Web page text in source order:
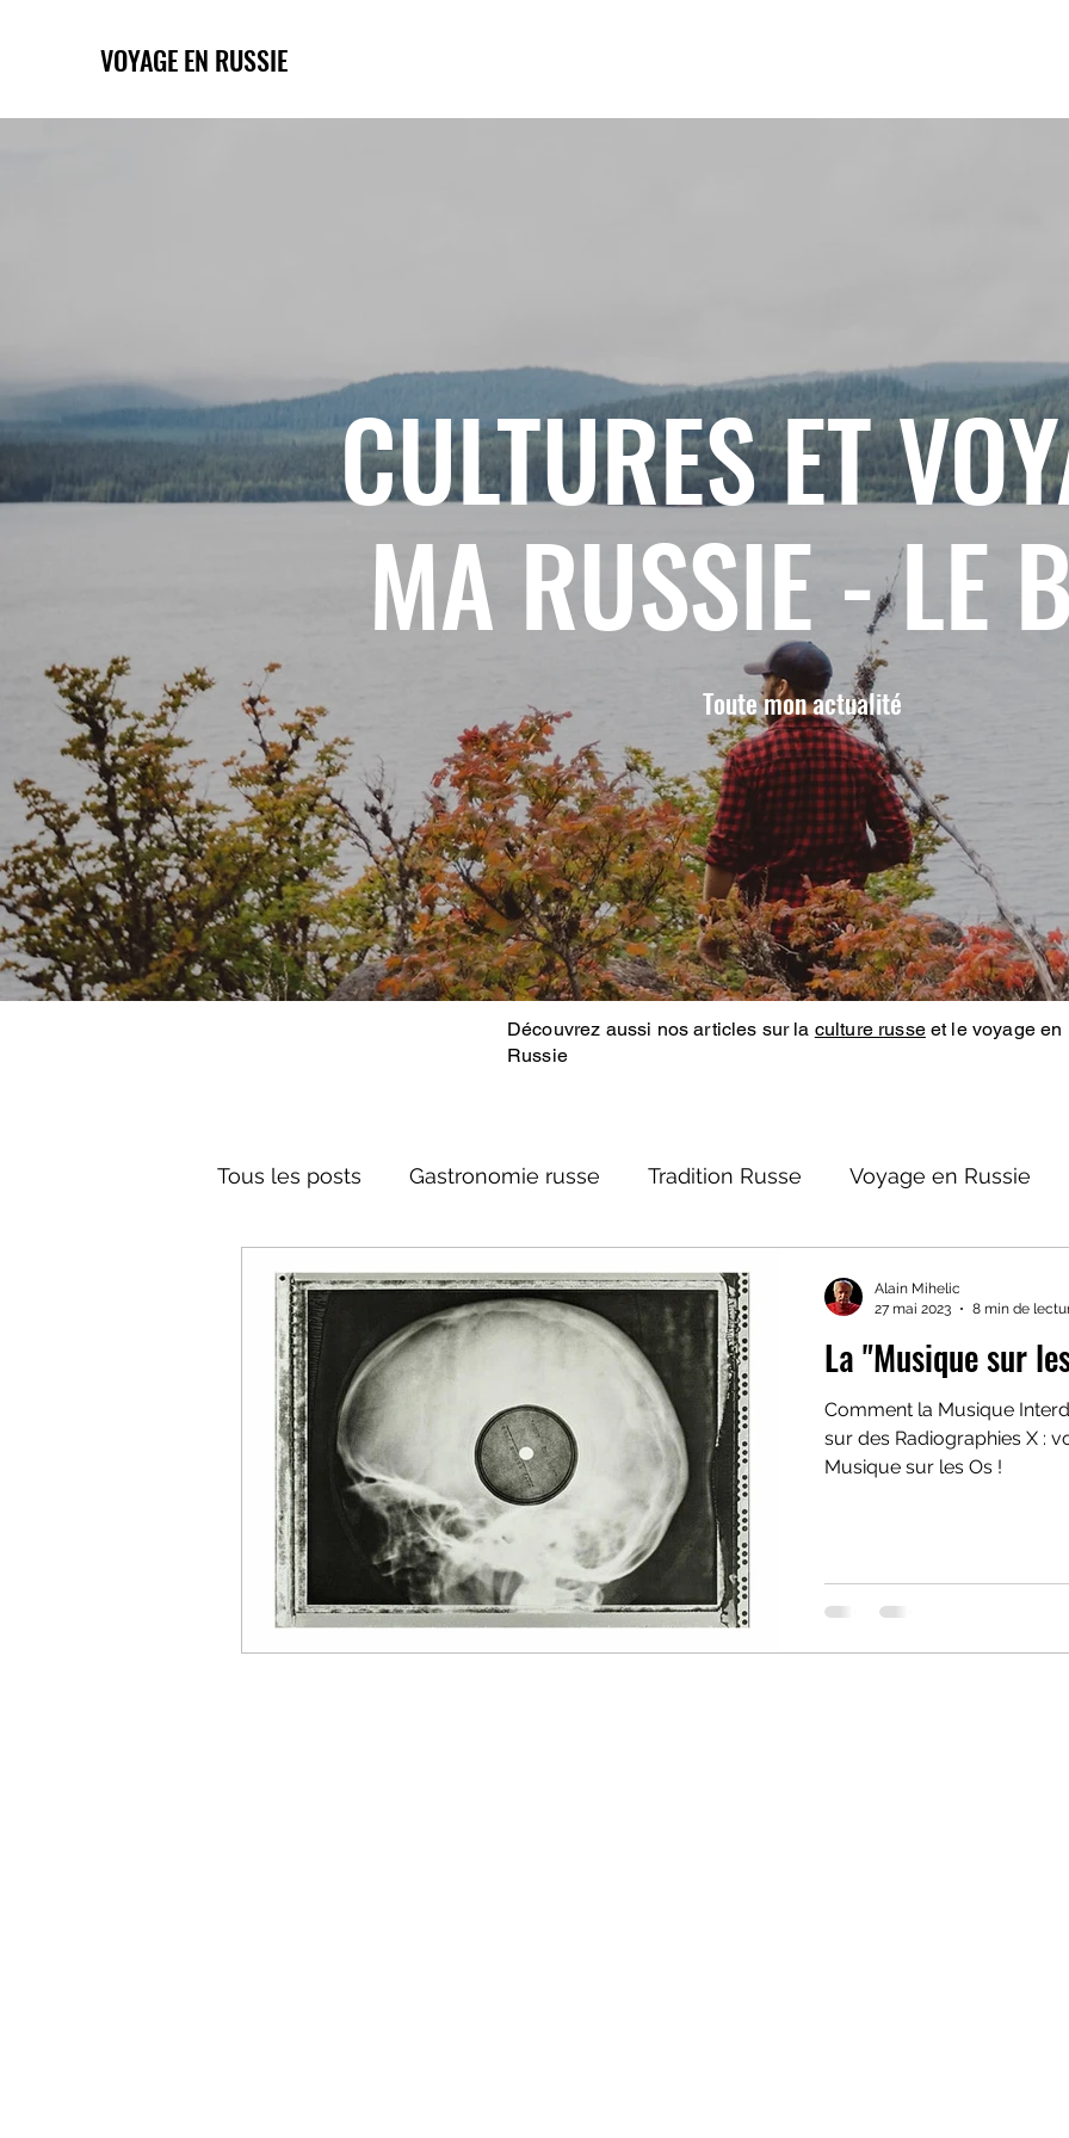
VOYAGE EN RUSSIE
CULTURES ET
MA RUSSIE - LE
Toute mon actualité
Découvrez aussi nos articles sur la culture russeet le voyage en
Russie
Tous les posts Gastronomie russe Tradition Russe Voyage en Russie
Société russe Architecture russe Religions et Mythologies
Culture russe Récits-Fictions La "Musique sur
Comment la Musique
sur des Radiographies X :
Musique sur les Os !
Alain Mihelic
27 mai 2023
8 min de